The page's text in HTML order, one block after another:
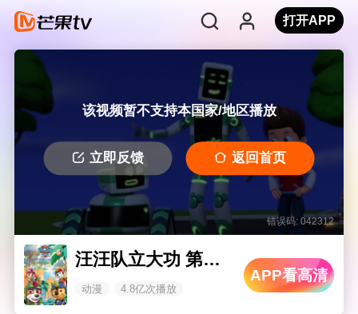
打开APP
该视频暂不支持本国家/地区播放
立即反馈 返回首页
错误码: 042312
汪汪队立大功 第十季
动漫 4.8亿次播放
APP看高清